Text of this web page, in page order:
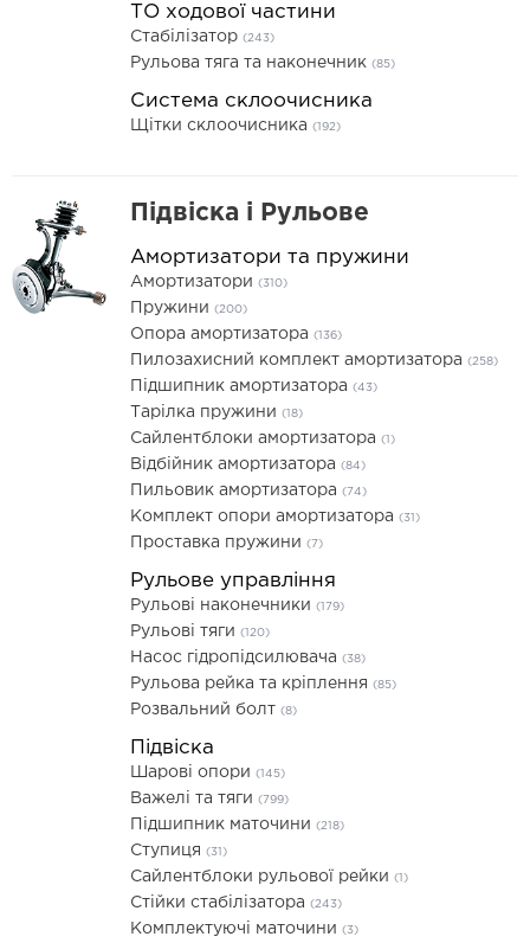
ТО ходової частини
Стабілізатор (243)
Рульова тяга та наконечник (85)
Система склоочисника
Щітки склоочисника (192)
Підвіска і Рульове
Амортизатори та пружини
Амортизатори (310)
Пружини (200)
Опора амортизатора (136)
Пилозахисний комплект амортизатора (258)
Підшипник амортизатора (43)
Тарілка пружини (18)
Сайлентблоки амортизатора (1)
Відбійник амортизатора (84)
Пильовик амортизатора (74)
Комплект опори амортизатора (31)
Проставка пружини (7)
Рульове управління
Рульові наконечники (179)
Рульові тяги (120)
Насос гідропідсилювача (38)
Рульова рейка та кріплення (85)
Розвальний болт (8)
Підвіска
Шарові опори (145)
Важелі та тяги (799)
Підшипник маточини (218)
Ступиця (31)
Сайлентблоки рульової рейки (1)
Стійки стабілізатора (243)
Комплектуючі маточини (3)